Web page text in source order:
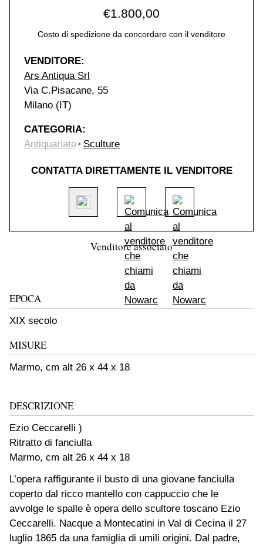
€1.800,00
Costo di spedizione da concordare con il venditore
VENDITORE:
Ars Antiqua Srl
Via C.Pisacane, 55
Milano (IT)
CATEGORIA:
Antiquariato
Sculture
CONTATTA DIRETTAMENTE IL VENDITORE
Venditore associato
EPOCA
XIX secolo
MISURE
Marmo, cm alt 26 x 44 x 18
DESCRIZIONE
Ezio Ceccarelli )
Ritratto di fanciulla
Marmo, cm alt 26 x 44 x 18
L’opera raffigurante il busto di una giovane fanciulla
coperto dal ricco mantello con cappuccio che le
avvolge le spalle è opera dello scultore toscano Ezio
Ceccarelli. Nacque a Montecatini in Val di Cecina il 27
luglio 1865 da una famiglia di umili origini. Dal padre,